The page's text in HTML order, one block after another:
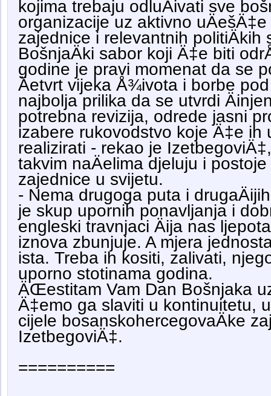
kojima trebaju odluÄivati sve
organizacije uz aktivno
zajednice i relevantnih politiÄkih
BošnjaÄki sabor koji Ä‡e biti
godine je pravi momenat da se
Äetvrt vijeka Å¾ivota i borbe
najbolja prilika da se utvrdi
potrebna revizija, odrede jasni
izabere rukovodstvo koje Ä‡e ih
realizirati - rekao je
takvim naÄelima djeluju i
zajednice u svijetu.
- Nema drugoga puta i
je skup upornih ponavljanja i
engleski travnjaci Äija nas
iznova zbunjuje. A mjera
ista. Treba ih kositi, zalivati,
uporno stotinama godina.
ÄŒestitam Vam Dan Bošnjaka
Ä‡emo ga slaviti u kontinuitetu,
cijele bosanskohercegovaÄke
IzetbegoviÄ‡.
==========